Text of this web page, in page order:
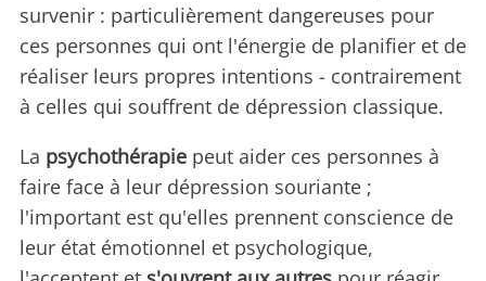
survenir : particulièrement dangereuses pour
ces personnes qui ont l'énergie de planifier et de
réaliser leurs propres intentions - contrairement
à celles qui souffrent de dépression classique.
La psychothérapie peut aider ces personnes à
faire face à leur dépression souriante ;
l'important est qu'elles prennent conscience de
leur état émotionnel et psychologique,